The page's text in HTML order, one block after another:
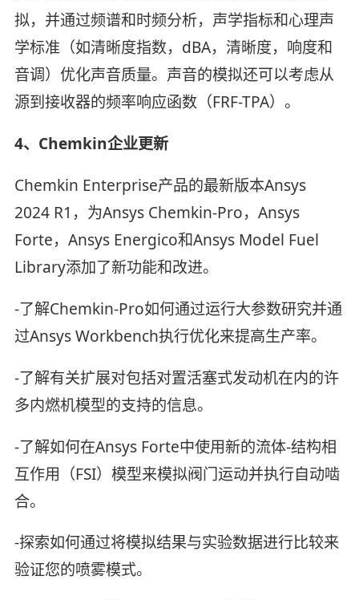
拟，并通过频谱和时频分析，声学指标和心理声
学标准（如清晰度指数，dBA，清晰度，响度和
音调）优化声音质量。声音的模拟还可以考虑从
源到接收器的频率响应函数（FRF-TPA）。
4、Chemkin企业更新
Chemkin Enterprise产品的最新版本Ansys
2024 R1，为Ansys Chemkin-Pro，Ansys
Forte，Ansys Energico和Ansys Model Fuel
Library添加了新功能和改进。
-了解Chemkin-Pro如何通过运行大参数研究并通
过Ansys Workbench执行优化来提高生产率。
-了解有关扩展对包括对置活塞式发动机在内的许
多内燃机模型的支持的信息。
-了解如何在Ansys Forte中使用新的流体-结构相
互作用（FSI）模型来模拟阀门运动并执行自动啮
合。
-探索如何通过将模拟结果与实验数据进行比较来
验证您的喷雾模式。